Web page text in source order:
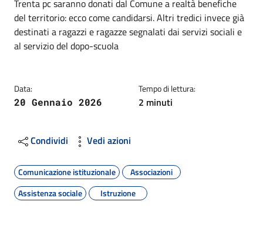
Dettagli
Trenta pc saranno donati dal Comune a realtà benefiche
del territorio: ecco come candidarsi. Altri tredici invece già
destinati a ragazzi e ragazze segnalati dai servizi sociali e
al servizio del dopo-scuola
Data:
20 Gennaio 2026
Tempo di lettura:
2 minuti
Condividi Vedi azioni
Comunicazione istituzionale
Associazioni
Assistenza sociale
Istruzione